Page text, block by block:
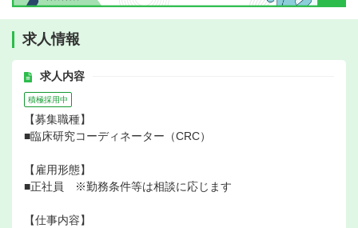
求人情報
求人内容
積極採用中
【募集職種】
■臨床研究コーディネーター（CRC）
【雇用形態】
■正社員 ※勤務条件等は相談に応じます
【仕事内容】